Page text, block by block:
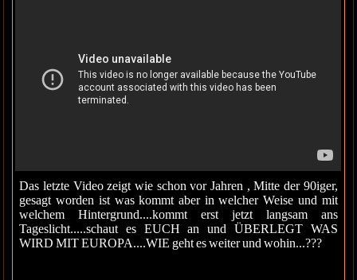
Das letzte Video zeigt wie schon vor Jahren , Mitte der 90iger,
gesagt worden ist was kommt aber in welcher Weise und mit
welchem Hintergrund....kommt erst jetzt langsam ans
Tageslicht.....schaut es EUCH an und ÜBERLEGT WAS
WIRD MIT EUROPA....WIE geht es weiter und wohin...???